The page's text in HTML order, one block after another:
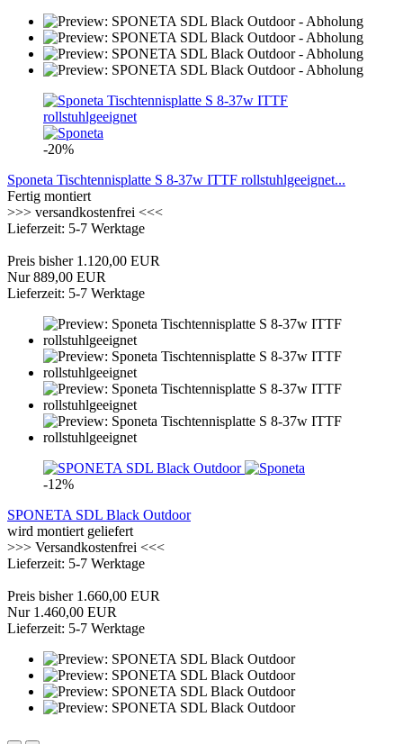
-20%
Sponeta Tischtennisplatte S 8-37w ITTF rollstuhlgeeignet...
Fertig montiert
>>> versandkostenfrei <<<
Lieferzeit: 5-7 Werktage
Preis bisher 1.120,00 EUR
Nur 889,00 EUR
Lieferzeit: 5-7 Werktage
-12%
SPONETA SDL Black Outdoor
wird montiert geliefert
>>> Versandkostenfrei <<<
Lieferzeit: 5-7 Werktage
Preis bisher 1.660,00 EUR
Nur 1.460,00 EUR
Lieferzeit: 5-7 Werktage